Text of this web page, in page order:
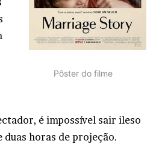
Pôster do filme
é impossível sair ileso
duas horas de projeção.